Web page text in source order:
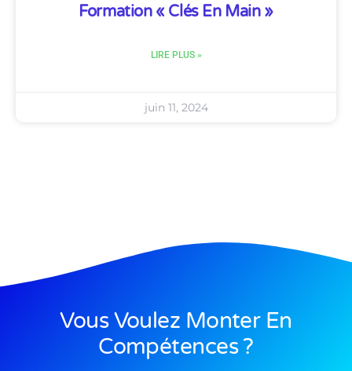
Formation « Clés En Main »
LIRE PLUS »
juin 11, 2024
Vous Voulez Monter En
Compétences ?